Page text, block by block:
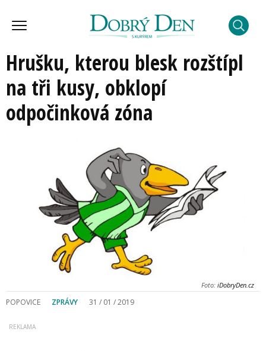
Hrušku, kterou blesk rozštípl
na tři kusy, obklopí
odpočinková zóna
Foto: iDobryDen.cz
POPOVICE ZPRÁVY 31 / 01 / 2019